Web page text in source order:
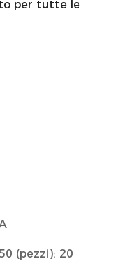
per tutte le
(pezzi): 20